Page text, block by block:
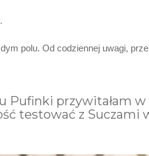
polu. Od codziennej uwagi,
Pufinki przywitałam
testować z Suczami